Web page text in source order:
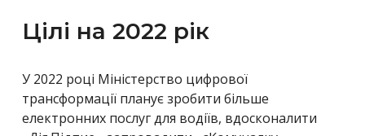
Цілі на 2022 рік
У 2022 році Міністерство цифрової
трансформації планує зробити більше
електронних послуг для водіїв, вдосконалити